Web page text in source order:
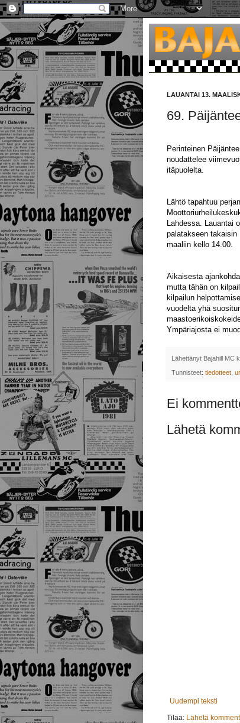
LAUANTAI 13.
69.
Perinteinen
noudattelee
itäpuolelta.
Lähtö tapahtuu
Lahdessa. Lauantai
palatakseen takaisin
maaliin kello 14.00.
Aikaisesta
mutta tähän on
kilpailun
vuodelta yhä
Ympäriajosta ei
Lähettänyt Bajahill MC
Tunnisteet: tiedotteet
Ei
Lähetä
Uudempi teksti
Tilaa: Lähetä